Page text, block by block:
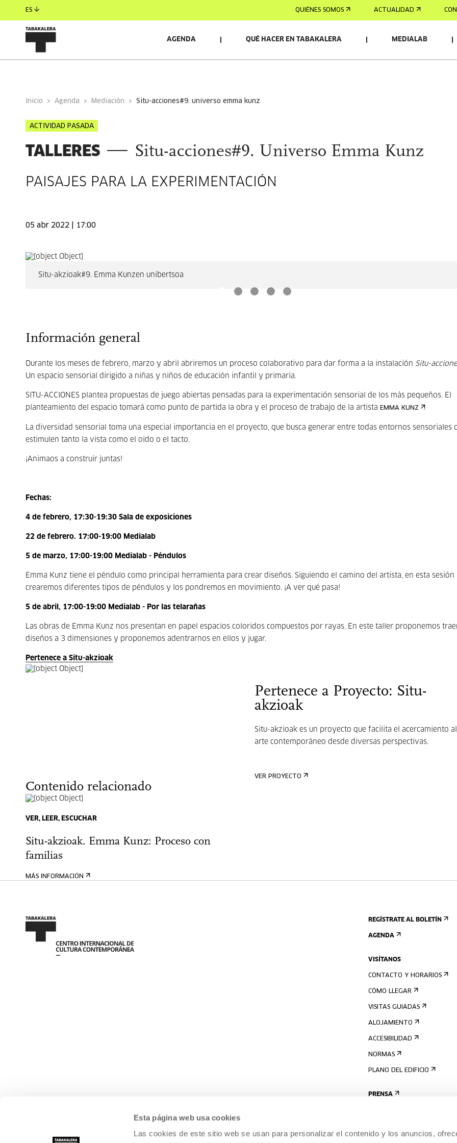
Esta página web usa cookies
Las cookies de este sitio web se usan para personalizar el contenido y los anuncios,
ES QUIÉNES SOMOS ACTUALIDAD
AGENDA QUÉ HACER EN TABAKALERA MEDIALAB
Inicio Agenda Mediación situ-acciones#9. universo emma kunz
ACTIVIDAD PASADA
TALLERES Situ-acciones#9. Universo Emma Kunz
PAISAJES PARA LA EXPERIMENTACIÓN
05 abr 2022 | 17:00
Situ-akzioak#9. Emma Kunzen unibertsoa
Información general
Durante los meses de febrero, marzo y abril abriremos un proceso colaborativo para dar forma a la instalación Situ-
Un espacio sensorial dirigido a niñas y niños de educación infantil y primaria.
SITU-ACCIONES plantea propuestas de juego abiertas pensadas para la experimentación sensorial de los más pequeños. El
planteamiento del espacio tomará como punto de partida la obra y el proceso de trabajo de la artista EMMA KUNZ .
La diversidad sensorial toma una especial importancia en el proyecto, que busca generar entre todas entornos sensoriales
estimulen tanto la vista como el oído o el tacto.
¡Animaos a construir juntas!
Fechas:
4 de febrero, 17:30-19:30 Sala de exposiciones
22 de febrero. 17:00-19:00 Medialab
5 de marzo, 17:00-19:00 Medialab - Péndulos
Emma Kunz tiene el péndulo como principal herramienta para crear diseños. Siguiendo el camino del artista, en esta sesión
crearemos diferentes tipos de péndulos y los pondremos en movimiento. ¡A ver qué pasa!
5 de abril, 17:00-19:00 Medialab - Por las telarañas
Las obras de Emma Kunz nos presentan en papel espacios coloridos compuestos por rayas. En este taller proponemos
diseños a 3 dimensiones y proponemos adentrarnos en ellos y jugar.
Pertenece a Situ-akzioak
Pertenece a Proyecto: Situ-
akzioak
Situ-akzioak es un proyecto que facilita el acercamiento al
arte contemporáneo desde diversas perspectivas.
VER PROYECTO
Contenido relacionado
VER, LEER, ESCUCHAR
Situ-akzioak. Emma Kunz: Proceso con
familias
MÁS INFORMACIÓN
REGÍSTRATE AL BOLETÍN
AGENDA
VISÍTANOS
CONTACTO Y HORARIOS
CÓMO LLEGAR
VISITAS GUIADAS
ALOJAMIENTO
ACCESIBILIDAD
NORMAS
PLANO DEL EDIFICIO
PRENSA